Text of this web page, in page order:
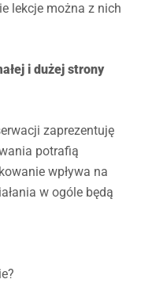
lekcje można z nich
i dużej strony
zaprezentuję
potrafią
wpływa na
w ogóle będą